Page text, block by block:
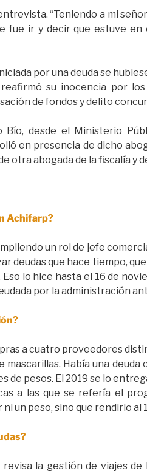
“Teniendo a mi
ir y decir que estuve en
por una deuda se
su inocencia por
de fondos y delito
desde el Ministerio
en presencia de dicho
otra abogada de la fiscalía y
Achifarp?
un rol de jefe
deudas que hace tiempo,
lo hice hasta el 16 de
por la administración
a cuatro proveedores
Había una deuda
pesos. El 2019 se lo
a las que se refería el
un peso, sino que rendirlo al
la gestión de viajes